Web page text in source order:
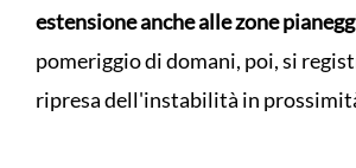
estensione anche alle zone
pomeriggio di domani, poi, si
ripresa dell'instabilità in